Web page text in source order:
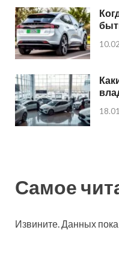
Самое
Извините. Данных пока